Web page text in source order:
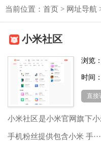
当前位置： 首页 > 网址导航
小米社区
浏览
时间：
直接
小米社区是小米官网旗下
手机粉丝提供包含小米 手···